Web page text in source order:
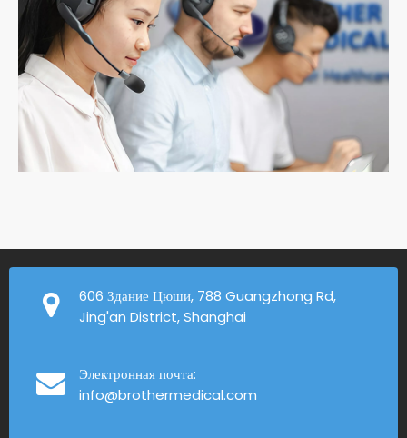
606 Здание Цюши, 788 Guangzhong Rd,
Jing'an District, Shanghai
Электронная почта:
info@brothermedical.com